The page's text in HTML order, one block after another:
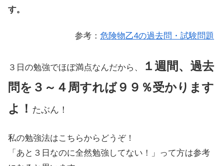
す。
参考： 危険物乙4の過去問・試験問題
３日の勉強でほぼ満点なんだから、
１週間、過去
問を３～４周すれば９９％受かります
よ！ たぶん！
私の勉強法はこちらからどうぞ！
「あと３日なのに全然勉強してない！」って方は参考